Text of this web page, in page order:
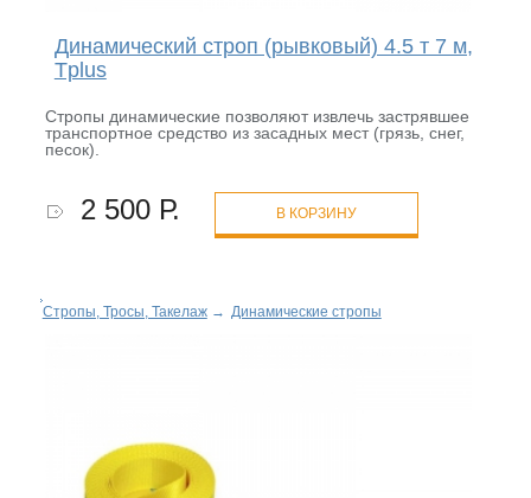
Динамический строп (рывковый) 4.5 т 7 м,
Tplus
Стропы динамические позволяют извлечь застрявшее
транспортное средство из засадных мест (грязь, снег,
песок).
2 500 Р. В КОРЗИНУ
Стропы, Тросы, Такелаж→ Динамические стропы